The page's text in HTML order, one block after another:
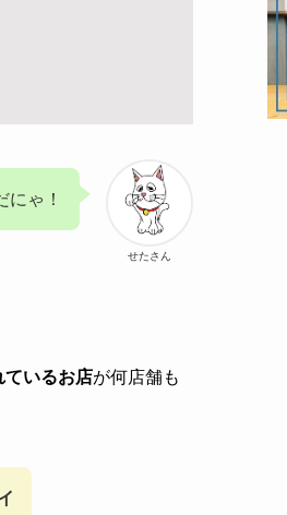
せたさん
ゃ！
ているお店が何店舗も